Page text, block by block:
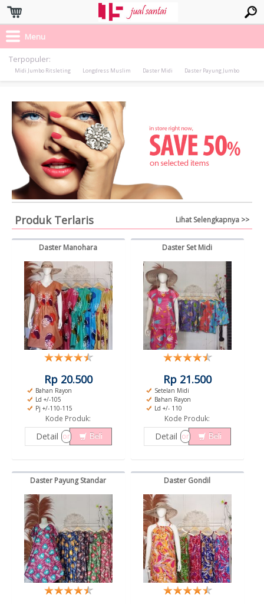
Menu
Terpopuler:
Midi Jumbo Ritsleting Longdress Muslim Daster Midi Daster Payung Jumbo
Produk Terlaris Lihat Selengkapnya >>
Daster Manohara
Rp 20.500
Bahan Rayon
Ld +/-105
Pj +/-110-115
Kode Produk:
Detail or Beli
Daster Set Midi
Rp 21.500
Setelan Midi
Bahan Rayon
Ld +/- 110
Kode Produk:
Detail or Beli
Daster Payung Standar Daster Gondil